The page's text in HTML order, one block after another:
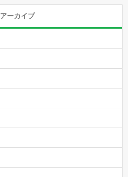
アーカイブ